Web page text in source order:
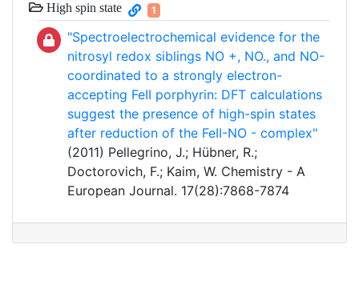
High spin state 1
"Spectroelectrochemical evidence for the
nitrosyl redox siblings NO +, NO., and NO-
coordinated to a strongly electron-
accepting FeII porphyrin: DFT calculations
suggest the presence of high-spin states
after reduction of the FeII-NO - complex"
(2011) Pellegrino, J.; Hübner, R.;
Doctorovich, F.; Kaim, W. Chemistry - A
European Journal. 17(28):7868-7874